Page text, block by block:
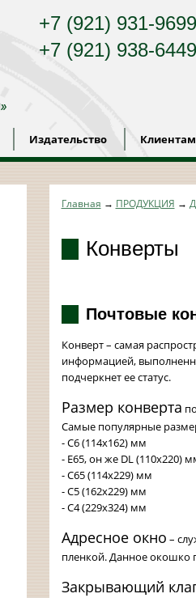
+7 (921) 931-9699
+7 (921) 938-6449
Издательство Клиентам
Главная → ПРОДУКЦИЯ →
Конверты
Почтовые
Конверт – самая
информацией,
подчеркнет ее статус.
Размер конверта
Самые популярные
- С6 (114х162) мм
- Е65, он же DL (110x220)
- С65 (114х229) мм
- С5 (162х229) мм
- С4 (229х324) мм
Адресное окно –
пленкой. Данное окошко
Закрывающий